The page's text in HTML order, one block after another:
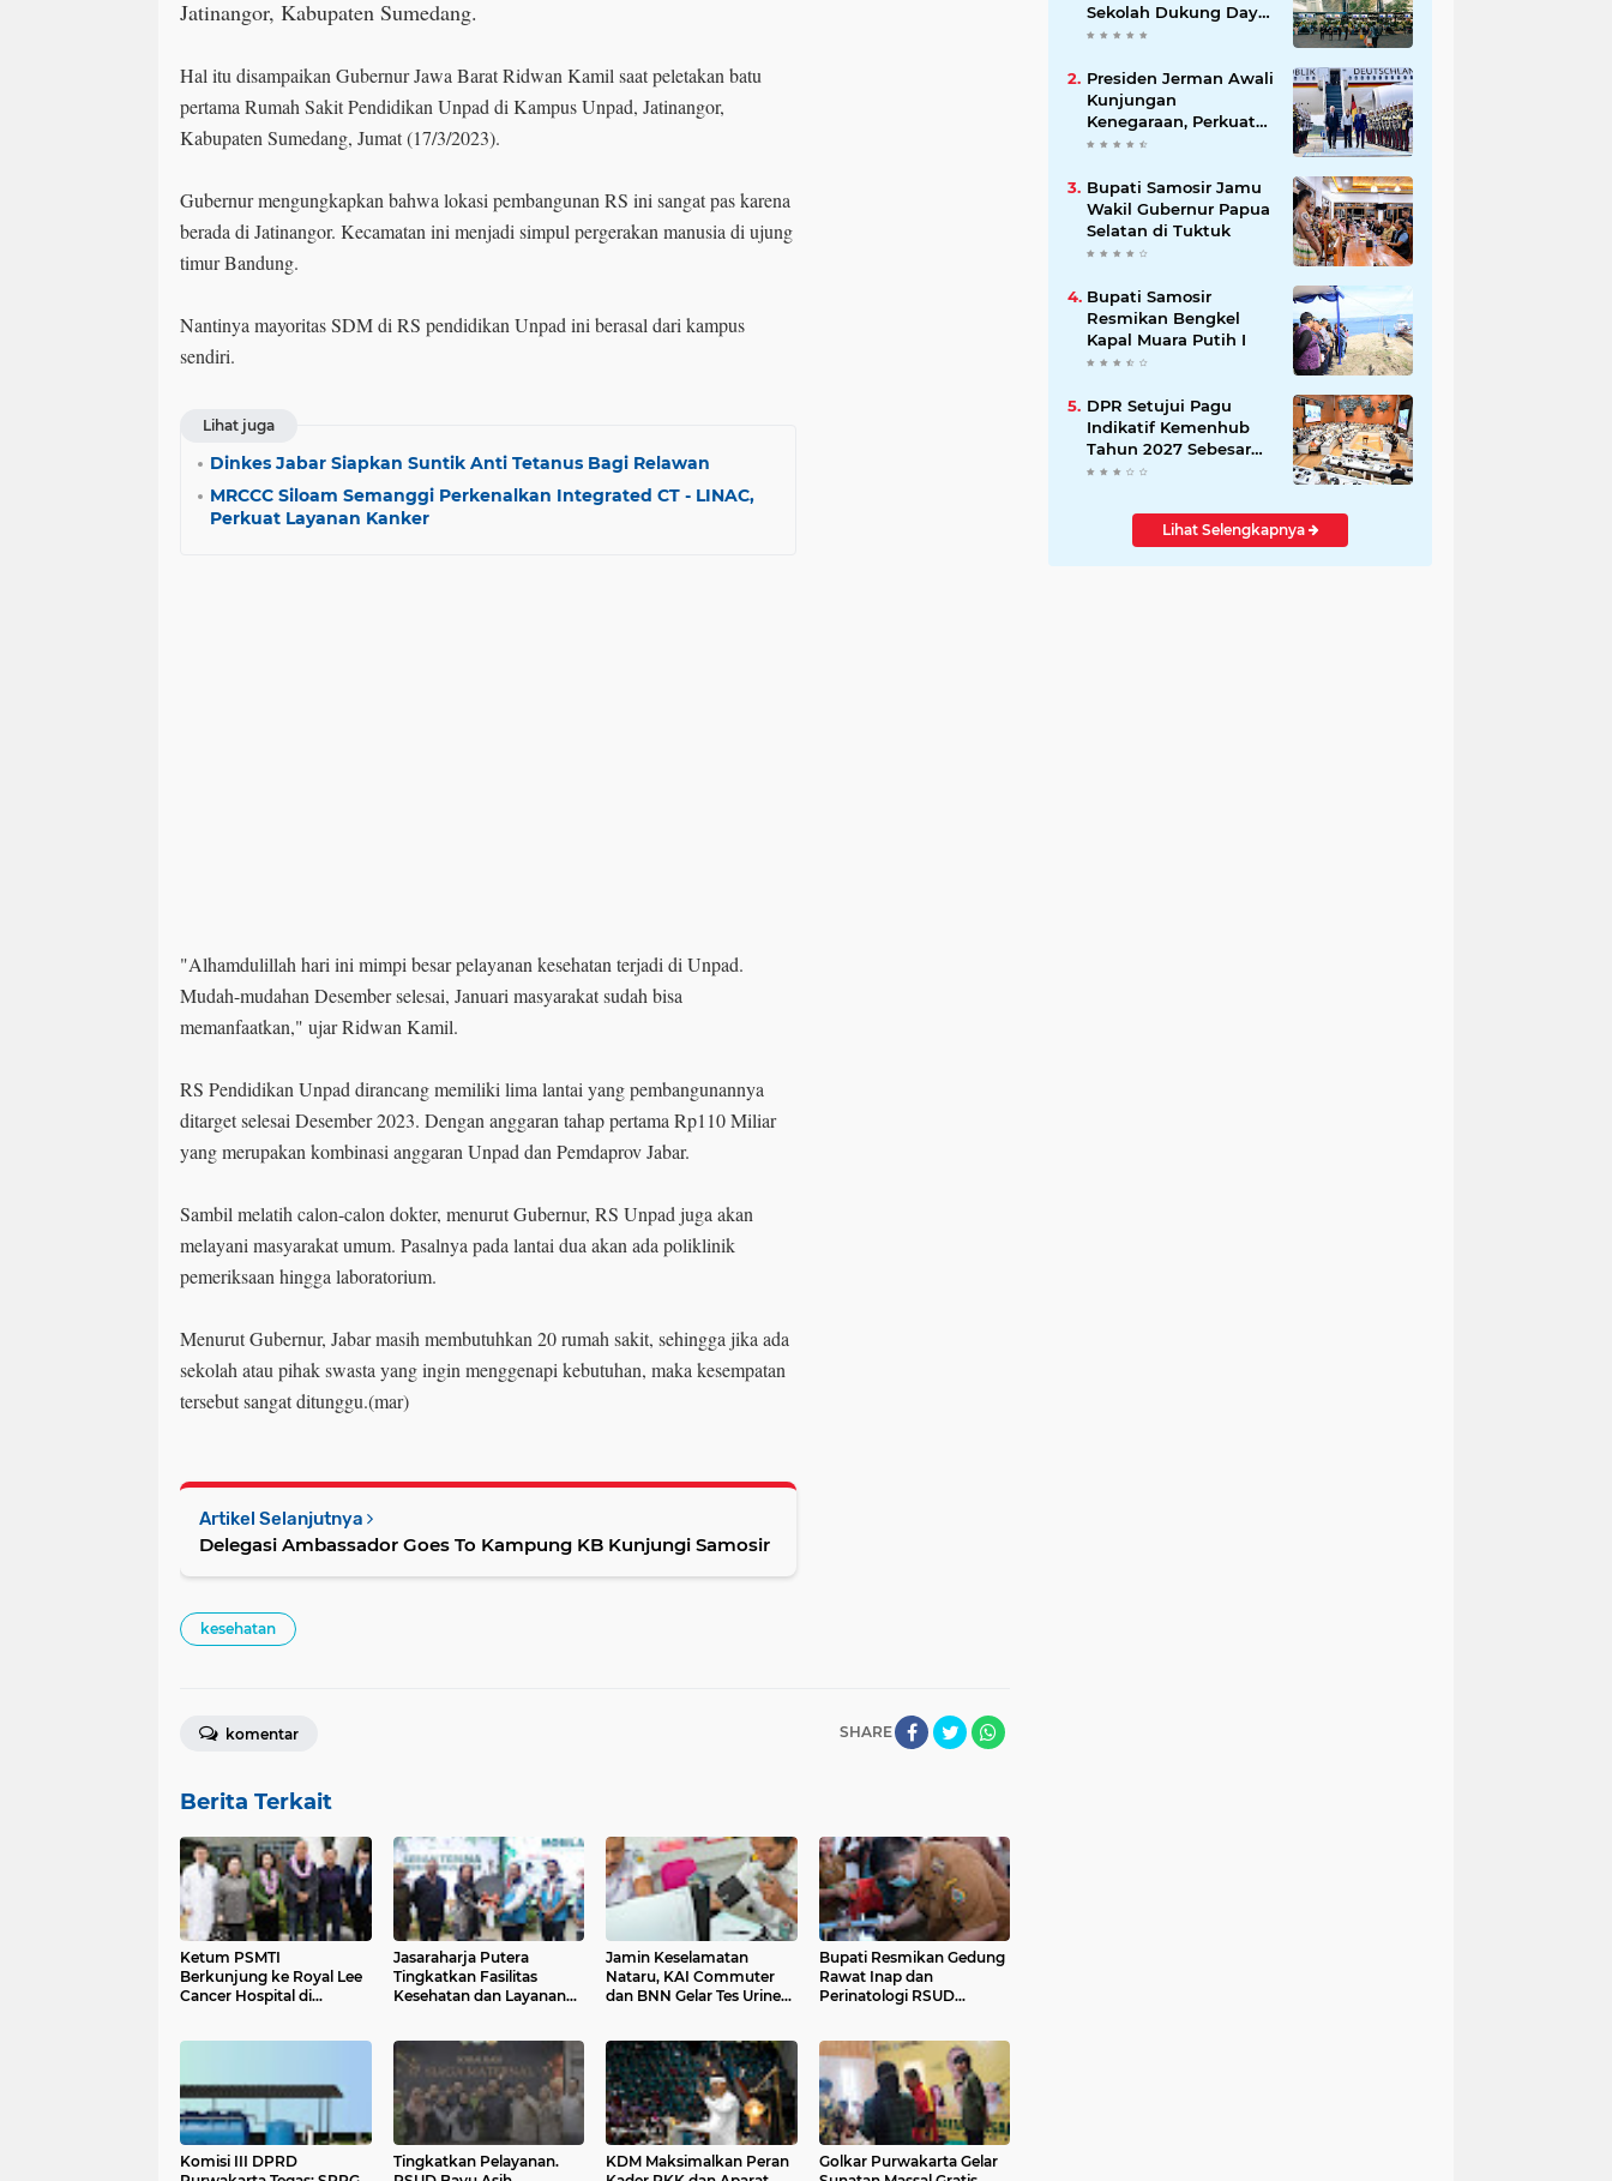
Jatinangor, Kabupaten Sumedang.
Hal itu disampaikan Gubernur Jawa Barat Ridwan Kamil saat peletakan batu
pertama Rumah Sakit Pendidikan Unpad di Kampus Unpad, Jatinangor,
Kabupaten Sumedang, Jumat (17/3/2023).
Gubernur mengungkapkan bahwa lokasi pembangunan RS ini sangat pas karena
berada di Jatinangor. Kecamatan ini menjadi simpul pergerakan manusia di ujung
timur Bandung.
Nantinya mayoritas SDM di RS pendidikan Unpad ini berasal dari kampus
sendiri.
Lihat juga
Dinkes Jabar Siapkan Suntik Anti Tetanus Bagi Relawan
MRCCC Siloam Semanggi Perkenalkan Integrated CT - LINAC,
Perkuat Layanan Kanker
"Alhamdulillah hari ini mimpi besar pelayanan kesehatan terjadi di Unpad.
Mudah-mudahan Desember selesai, Januari masyarakat sudah bisa
memanfaatkan," ujar Ridwan Kamil.
RS Pendidikan Unpad dirancang memiliki lima lantai yang pembangunannya
ditarget selesai Desember 2023. Dengan anggaran tahap pertama Rp110 Miliar
yang merupakan kombinasi anggaran Unpad dan Pemdaprov Jabar.
Sambil melatih calon-calon dokter, menurut Gubernur, RS Unpad juga akan
melayani masyarakat umum. Pasalnya pada lantai dua akan ada poliklinik
pemeriksaan hingga laboratorium.
Menurut Gubernur, Jabar masih membutuhkan 20 rumah sakit, sehingga jika ada
sekolah atau pihak swasta yang ingin menggenapi kebutuhan, maka kesempatan
tersebut sangat ditunggu.(mar)
Artikel Selanjutnya
Delegasi Ambassador Goes To Kampung KB Kunjungi Samosir
kesehatan
SHARE
komentar
Berita Terkait
Ketum PSMTI
Berkunjung ke Royal Lee
Cancer Hospital di
Jasaraharja Putera
Tingkatkan Fasilitas
Kesehatan dan Layanan
Jamin Keselamatan
Nataru, KAI Commuter
dan BNN Gelar Tes Urine
Bupati Resmikan Gedung
Rawat Inap dan
Perinatologi RSUD
Komisi III DPRD
Tingkatkan Pelayanan.
KDM Maksimalkan Peran
Golkar Purwakarta Gelar
Sekolah Dukung Daya
Beli Masyarakat
Presiden Jerman Awali
Kunjungan
Kenegaraan, Perkuat
Kemitraan Strategis
Bupati Samosir Jamu
Wakil Gubernur Papua
Selatan di Tuktuk
Bupati Samosir
Resmikan Bengkel
Kapal Muara Putih I
DPR Setujui Pagu
Indikatif Kemenhub
Tahun 2027 Sebesar
Rp 28,34 Triliun
Lihat Selengkapnya